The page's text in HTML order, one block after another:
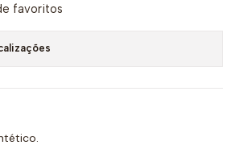
favoritos